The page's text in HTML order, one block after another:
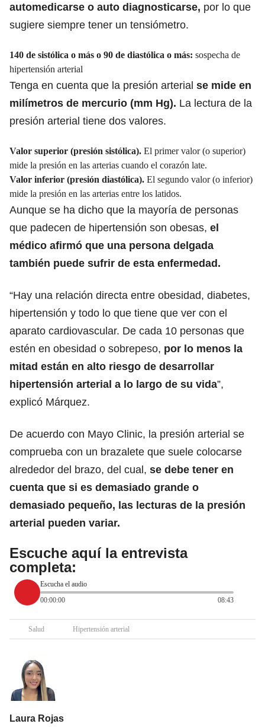
automedicarse o auto diagnosticarse, por lo que
sugiere siempre tener un tensiómetro.
140 de sistólica o más o 90 de diastólica o más: sospecha de
hipertensión arterial
Tenga en cuenta que la presión arterial se mide en
milímetros de mercurio (mm Hg). La lectura de la
presión arterial tiene dos valores.
Valor superior (presión sistólica). El primer valor (o superior)
mide la presión en las arterias cuando el corazón late.
Valor inferior (presión diastólica). El segundo valor (o inferior)
mide la presión en las arterias entre los latidos.
Aunque se ha dicho que la mayoría de personas
que padecen de hipertensión son obesas, el
médico afirmó que una persona delgada
también puede sufrir de esta enfermedad.
“Hay una relación directa entre obesidad, diabetes,
hipertensión y todo lo que tiene que ver con el
aparato cardiovascular. De cada 10 personas que
estén en obesidad o sobrepeso, por lo menos la
mitad están en alto riesgo de desarrollar
hipertensión arterial a lo largo de su vida”,
explicó Márquez.
De acuerdo con Mayo Clinic, la presión arterial se
comprueba con un brazalete que suele colocarse
alrededor del brazo, del cual, se debe tener en
cuenta que si es demasiado grande o
demasiado pequeño, las lecturas de la presión
arterial pueden variar.
Escuche aquí la entrevista
completa:
Escucha el audio
00:00:00
08:43
Salud Hipertensión arterial
Laura Rojas